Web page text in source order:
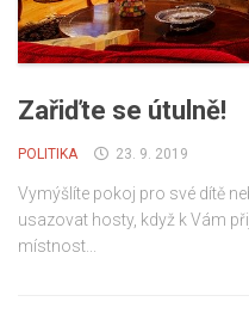
Zařiďte se útulně!
POLITIKA 23. 9. 2019
Vymýšlíte pokoj pro své dítě
usazovat hosty, když k Vám
místnost...